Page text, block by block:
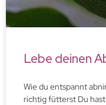
Lebe deinen
Wie du entspannt
richtig fütterst Du